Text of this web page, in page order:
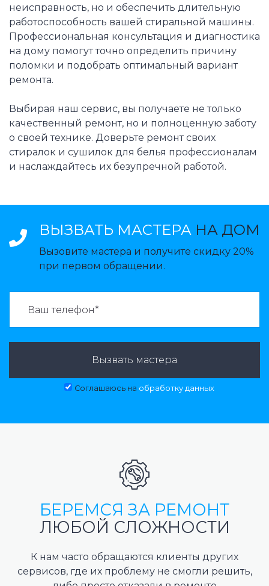
неисправность, но и обеспечить длительную
работоспособность вашей стиральной машины.
Профессиональная консультация и диагностика
на дому помогут точно определить причину
поломки и подобрать оптимальный вариант
ремонта.
Выбирая наш сервис, вы получаете не только
качественный ремонт, но и полноценную заботу
о своей технике. Доверьте ремонт своих
стиралок и сушилок для белья профессионалам
и наслаждайтесь их безупречной работой.
ВЫЗВАТЬ МАСТЕРА НА ДОМ
Вызовите мастера и получите скидку 20%
при первом обращении.
Вызвать мастера
Соглашаюсь на обработку данных
БЕРЕМСЯ ЗА РЕМОНТ
ЛЮБОЙ СЛОЖНОСТИ
К нам часто обращаются клиенты других
сервисов, где их проблему не смогли решить,